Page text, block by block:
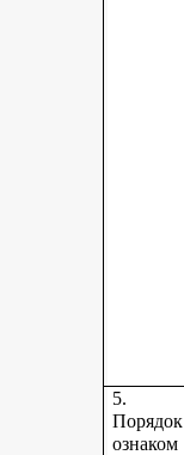
5.
Порядок
ознаком